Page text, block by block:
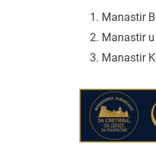
Manastir
Manastir
Manastir